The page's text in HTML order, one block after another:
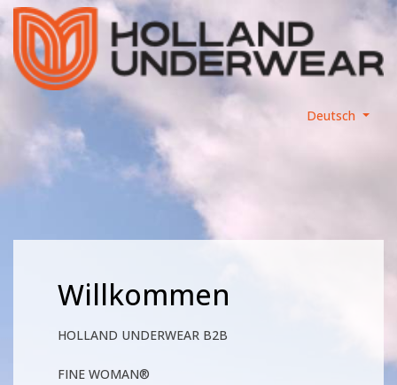
Deutsch
Willkommen
HOLLAND UNDERWEAR B2B
FINE WOMAN®